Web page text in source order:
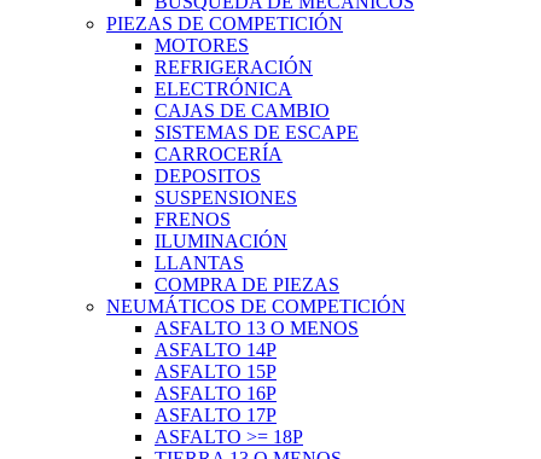
PIEZAS DE COMPETICIÓN
MOTORES
REFRIGERACIÓN
ELECTRÓNICA
CAJAS DE CAMBIO
SISTEMAS DE ESCAPE
CARROCERÍA
DEPOSITOS
SUSPENSIONES
FRENOS
ILUMINACIÓN
LLANTAS
COMPRA DE PIEZAS
NEUMÁTICOS DE COMPETICIÓN
ASFALTO 13 O MENOS
ASFALTO 14P
ASFALTO 15P
ASFALTO 16P
ASFALTO 17P
ASFALTO >= 18P